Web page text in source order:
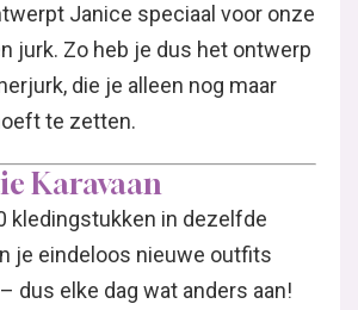
Janice speciaal voor onze
jurk. Zo heb je dus het ontwerp
die je alleen nog maar
te zetten.
Karavaan
kledingstukken in dezelfde
je eindeloos nieuwe outfits
dus elke dag wat anders aan!